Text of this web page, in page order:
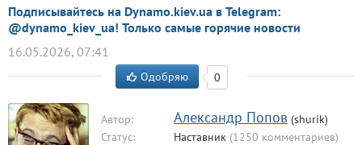
Подписывайтесь на Dynamo.kiev.ua в Telegram:
@dynamo_kiev_ua! Только самые горячие новости
16.05.2026, 07:41
Одобряю 0
Автор: Александр Попов (shurik)
Статус:
Наставник (1250 комментариев)